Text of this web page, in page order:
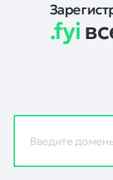
.fyi